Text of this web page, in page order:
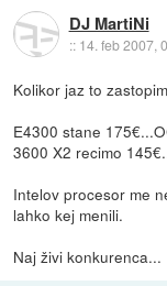
DJ MartiNi
:: 14. feb 2007,
Kolikor jaz to
E4300 stane
3600 X2 recimo
Intelov procesor me
lahko kej menili.
Naj živi konkurenca...